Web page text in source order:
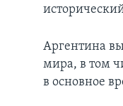
Аргентина
мира, в том
в основное